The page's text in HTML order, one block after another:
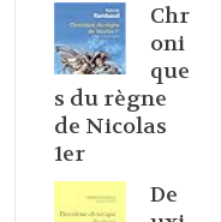
Chr
oni
que
s du règne
de Nicolas
1er
De